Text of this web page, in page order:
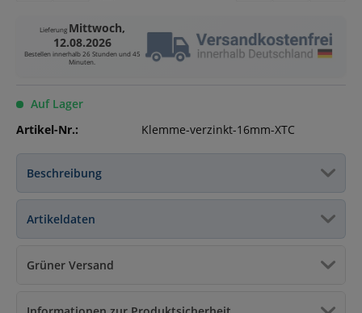
Lieferung Mittwoch,
12.08.2026
Bestellen innerhalb26 Stunden und 45
Minuten.
Auf Lager
Artikel-Nr.:
Klemme-verzinkt-16mm-XTC
Beschreibung
Artikeldaten
Grüner Versand